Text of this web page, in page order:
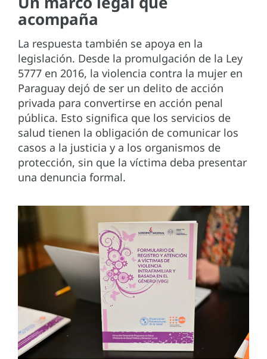
acompaña
La respuesta también se apoya en la
legislación. Desde la promulgación de la Ley
5777 en 2016, la violencia contra la mujer en
Paraguay dejó de ser un delito de acción
privada para convertirse en acción penal
pública. Esto significa que los servicios de
salud tienen la obligación de comunicar los
casos a la justicia y a los organismos de
protección, sin que la víctima deba presentar
una denuncia formal.